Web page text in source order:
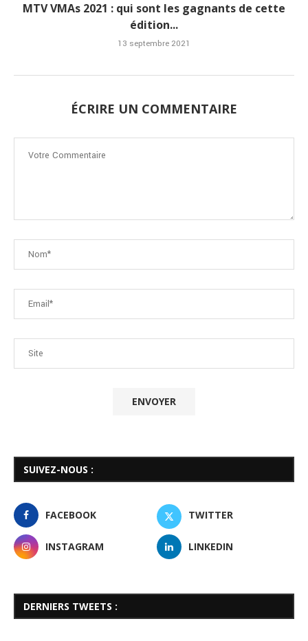
MTV VMAs 2021 : qui sont les gagnants de cette
édition...
13 septembre 2021
ÉCRIRE UN COMMENTAIRE
SUIVEZ-NOUS :
FACEBOOK TWITTER
INSTAGRAM LINKEDIN
DERNIERS TWEETS :